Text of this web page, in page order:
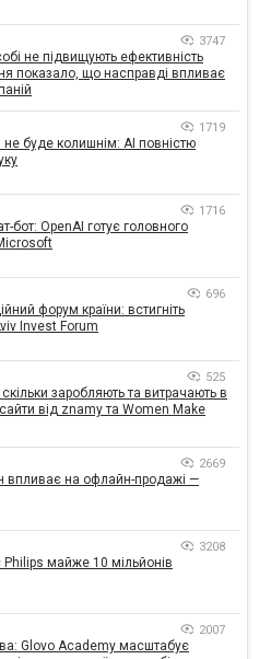
3747
не підвищують ефективність
показало, що насправді впливає
1719
не буде колишнім: AI повністю
1716
бот: OpenAI готує головного
696
форум країни: встигніть
Invest Forum
525
заробляють та витрачають в
від znamy та Women Make
2669
впливає на офлайн-продажі —
3208
Philips майже 10 мільйонів
2007
Glovo Academy масштабує